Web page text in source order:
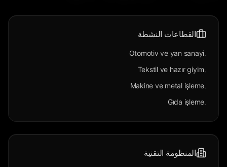
القطاعات النشطة
·
Otomotiv ve yan sanayi
·
Tekstil ve hazır giyim
·
Makine ve metal işleme
·
Gıda işleme
المنظومة التقنية